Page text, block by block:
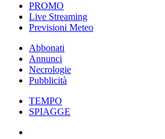
PROMO
Live Streaming
Previsioni Meteo
Abbonati
Annunci
Necrologie
Pubblicità
TEMPO
SPIAGGE